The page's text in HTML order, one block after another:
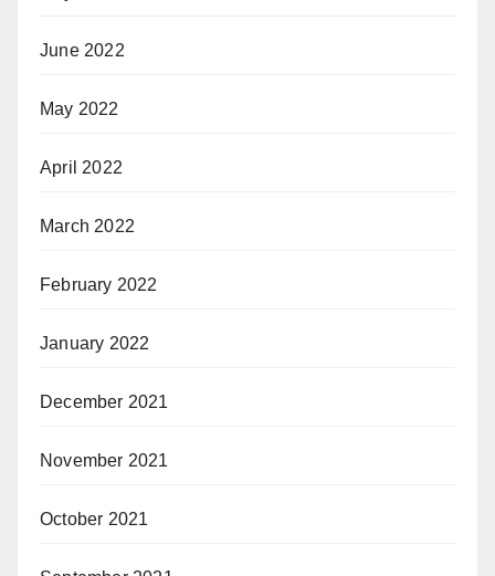
June 2022
May 2022
April 2022
March 2022
February 2022
January 2022
December 2021
November 2021
October 2021